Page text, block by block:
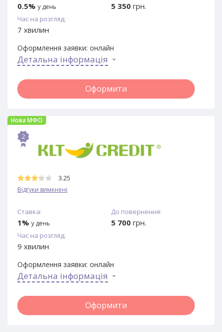
0.5% у день 5 350 грн.
Час на розгляд:
7 хвилин
Оформлення заявки: онлайн
Детальна інформація
Оформити
Нова МФО
2
3.25
Відгуки вимкнені
Ставка:
1% у день
До повернення:
5 700 грн.
Час на розгляд:
9 хвилин
Оформлення заявки: онлайн
Детальна інформація
Оформити